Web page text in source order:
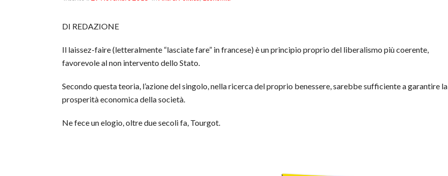
DI REDAZIONE
Il laissez-faire (letteralmente “lasciate fare” in francese) è un principio proprio del liberalismo più coerente,
favorevole al non intervento dello Stato.
Secondo questa teoria, l’azione del singolo, nella ricerca del proprio benessere, sarebbe sufficiente a garantire la
prosperità economica della società.
Ne fece un elogio, oltre due secoli fa, Tourgot.